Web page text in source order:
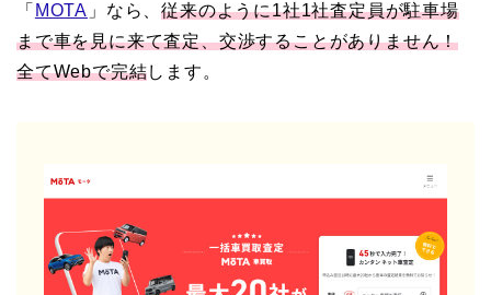
「 MOTA 」なら、従来のように1社1社査定員が駐車場
まで車を見に来て査定、交渉することがありません！
全てWebで完結します。